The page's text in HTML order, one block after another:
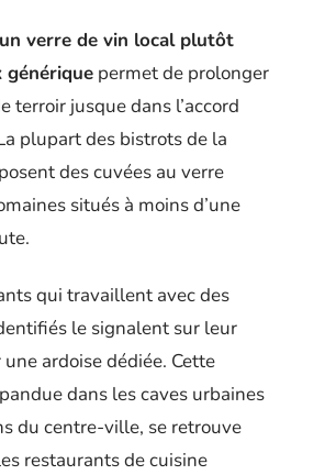
verre de vin local plutôt
générique permet de prolonger
terroir jusque dans l’accord
plupart des bistrots de la
des cuvées au verre
situés à moins d’une
qui travaillent avec des
le signalent sur leur
ardoise dédiée. Cette
dans les caves urbaines
du centre-ville, se retrouve
restaurants de cuisine